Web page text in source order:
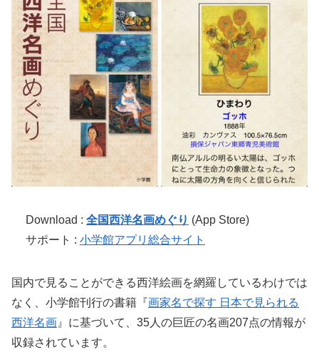
Download : 全国西洋名画めぐり (App Store)
サポート : 小学館アプリ総合サイト
国内で見ることができる西洋絵画を網羅しているわけでは
なく、小学館刊行の書籍『画家名で探す 日本で見られる
西洋名画 』に基づいて、35人の巨匠の名画207点の情報が
収録されています。